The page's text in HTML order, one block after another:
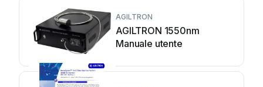
AGILTRON
AGILTRON 1550nm
Manuale utente